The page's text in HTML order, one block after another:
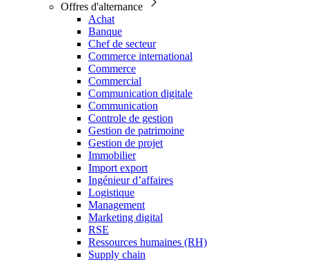
Offres d'alternance
Achat
Banque
Chef de secteur
Commerce international
Commerce
Commercial
Communication digitale
Communication
Controle de gestion
Gestion de patrimoine
Gestion de projet
Immobilier
Import export
Ingénieur d’affaires
Logistique
Management
Marketing digital
RSE
Ressources humaines (RH)
Supply chain